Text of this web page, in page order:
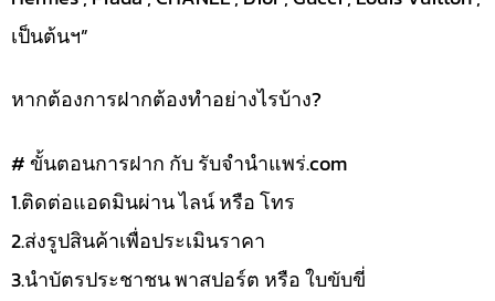
เป็นต้นฯ”
หากต้องการฝากต้องทำอย่างไรบ้าง?
# ขั้นตอนการฝาก กับ รับจำนำแพร่.com
1.ติดต่อแอดมินผ่าน ไลน์ หรือ โทร
2.ส่งรูปสินค้าเพื่อประเมินราคา
3.นำบัตรประชาชน พาสปอร์ต หรือ ใบขับขี่